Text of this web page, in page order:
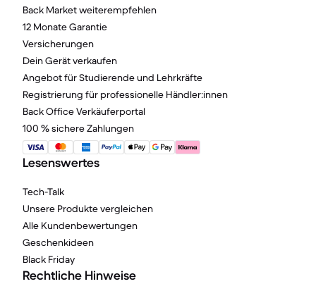
Back Market weiterempfehlen
12 Monate Garantie
Versicherungen
Dein Gerät verkaufen
Angebot für Studierende und Lehrkräfte
Registrierung für professionelle Händler:innen
Back Office Verkäuferportal
100 % sichere Zahlungen
Lesenswertes
Tech-Talk
Unsere Produkte vergleichen
Alle Kundenbewertungen
Geschenkideen
Black Friday
Rechtliche Hinweise